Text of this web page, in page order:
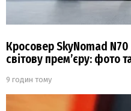
Кросовер SkyNomad N70
світову прем’єру: фото
9 годин тому